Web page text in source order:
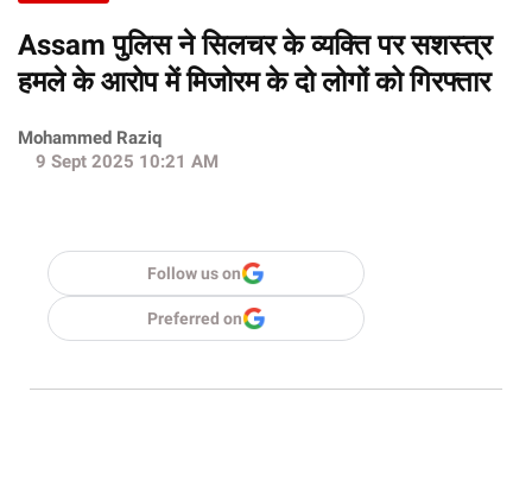
Assam पुलिस ने सिलचर के व्यक्ति पर सशस्त्र
हमले के आरोप में मिजोरम के दो लोगों को गिरफ्तार
Mohammed Raziq
9 Sept 2025 10:21 AM
Follow us on
Preferred on